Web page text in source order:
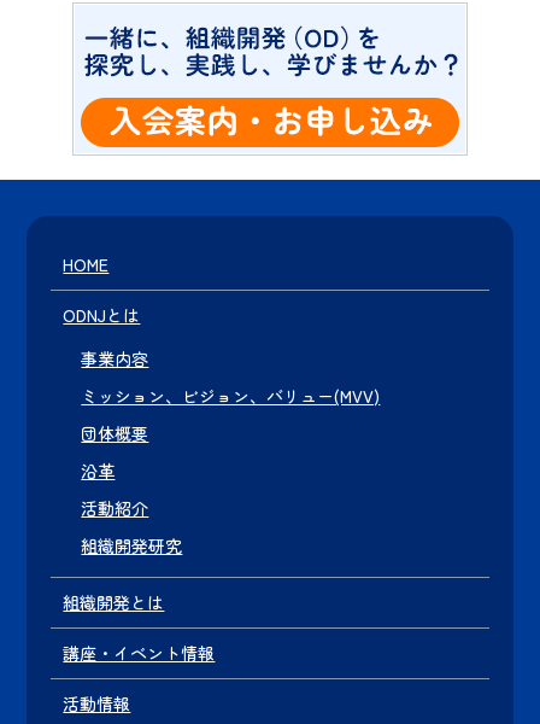
HOME
ODNJとは
事業内容
ミッション、ビジョン、バリュー(MVV)
団体概要
沿革
活動紹介
組織開発研究
組織開発とは
講座・イベント情報
活動情報